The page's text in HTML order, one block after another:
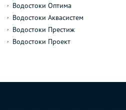
Водостоки Оптима
Водостоки Аквасистем
Водостоки Престиж
Водостоки Проект